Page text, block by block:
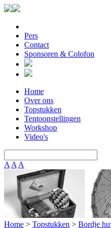
Pers
Contact
Sponsoren & Colofon
Home
Over ons
Topstukken
Tentoonstellingen
Workshop
Video's
A A A
Home > Topstukken > Bordje